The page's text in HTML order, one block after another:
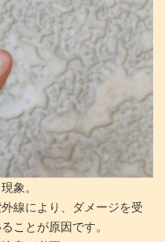
象。
線により、ダメージを受
ことが原因です。